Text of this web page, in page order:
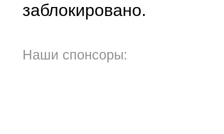
заблокировано.
Наши спонсоры: